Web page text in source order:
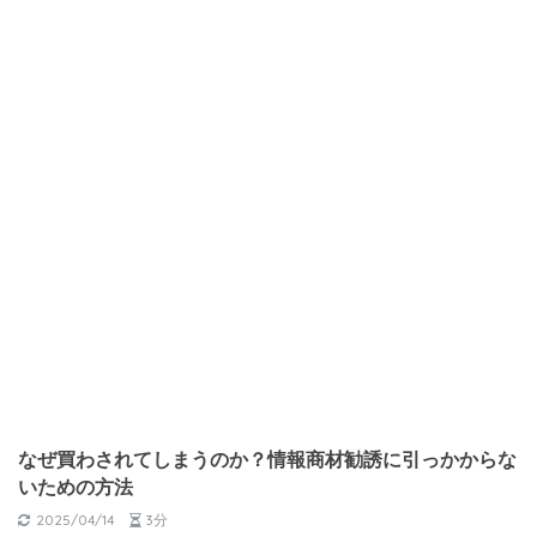
なぜ買わされてしまうのか？情報商材勧誘に引っかからな
いための方法
2025/04/14 3分